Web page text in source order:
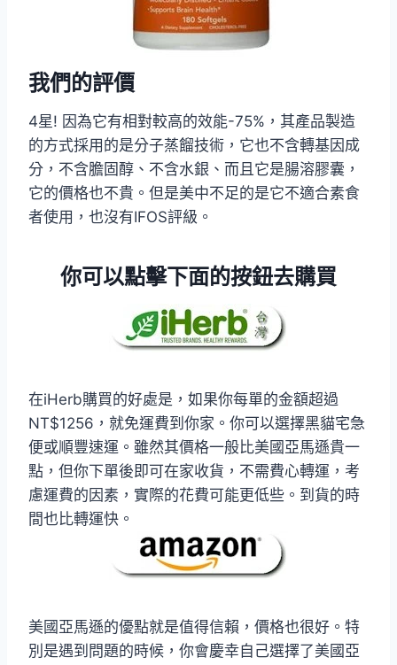
我們的評價
4星! 因為它有相對較高的效能-75%，其產品製造
的方式採用的是分子蒸餾技術，它也不含轉基因成
分，不含膽固醇、不含水銀、而且它是腸溶膠囊，
它的價格也不貴。但是美中不足的是它不適合素食
者使用，也沒有IFOS評級。
你可以點擊下面的按鈕去購買
在iHerb購買的好處是，如果你每單的金額超過
NT$1256，就免運費到你家。你可以選擇黑貓宅急
便或順豐速運。雖然其價格一般比美國亞馬遜貴一
點，但你下單後即可在家收貨，不需費心轉運，考
慮運費的因素，實際的花費可能更低些。到貨的時
間也比轉運快。
美國亞馬遜的優點就是值得信賴，價格也很好。特
別是遇到問題的時候，你會慶幸自己選擇了美國亞